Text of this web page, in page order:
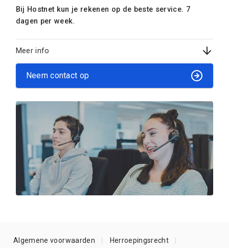
Bij Hostnet kun je rekenen op de beste service. 7
dagen per week.
Meer info
Neem contact op
Algemene voorwaarden Herroepingsrecht